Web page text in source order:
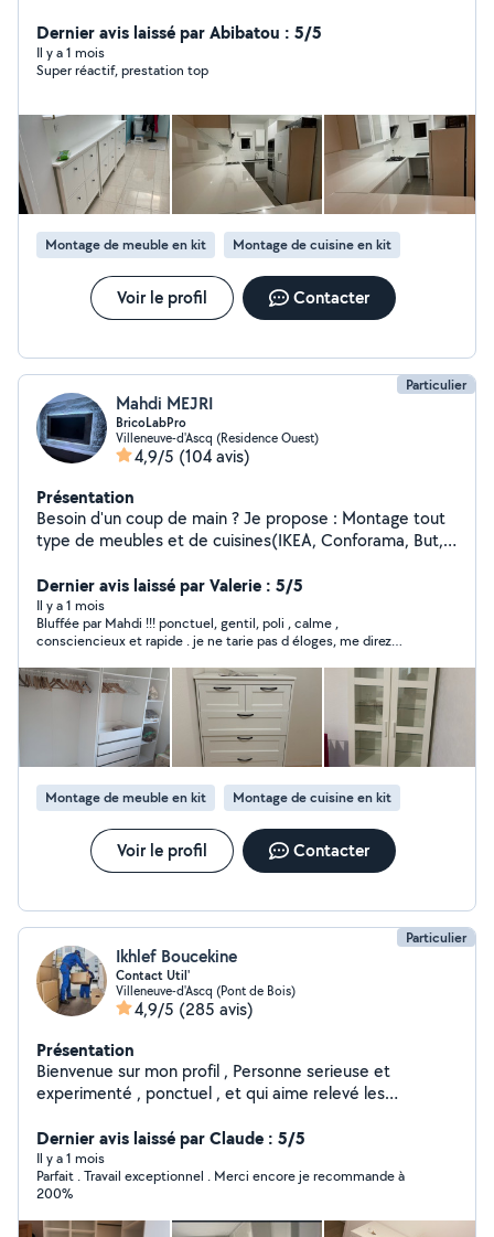
Dernier avis laissé par Abibatou : 5/5
Il y a 1 mois
Super réactif, prestation top
Montage de meuble en kit Montage de cuisine en kit
Voir le profil Contacter
Particulier
Mahdi MEJRI
BricoLabPro
Villeneuve-d'Ascq (Residence Ouest)
4,9/5 (104 avis)
Présentation
Besoin d'un coup de main ? Je propose : Montage tout
type de meubles et de cuisines(IKEA, Conforama, But,
bricolage (pose d'étagères, tringles, fixations murale
(tableau, télé, meuble, ...) sur plusieurs types de murs
(placo, béton, béton armé), réparations simples des
meubles, découpe bois (planche, plan de travail, ...)
Dépose et pose de joints silicone salle de bain
Instalation électrique (luminaires, meuble de salle de
bains, .. .) Petits travaux de peinture (retouches,
rafraîchissement d'une pièce, finitions) Installation des
machines vaisselles et des machines à laver,
raccordement des éviers (siphon et évacuation)
Livraison de vos achats et vos colis (magasins, petites
annonces, kit meuble, etc.) Sérieux et ponctuel Équipé
du matériel nécessaire Déplacements rapides dans
Villeneuve-d'Ascq et ses alentours (50 KM). Tarifs
contacter pour plus d'infos.
Dernier avis laissé par Valerie : 5/5
Il y a 1 mois
Bluffée par Mahdi !!! ponctuel, gentil, poli , calme ,
consciencieux et rapide . je ne tarie pas d éloges, me direz
Vous pouvez faire appel à ses services , les yeux fermés !!!!
Montage de meuble en kit Montage de cuisine en kit
Voir le profil Contacter
Particulier
Ikhlef Boucekine
Contact Util'
Villeneuve-d'Ascq (Pont de Bois)
4,9/5 (285 avis)
Présentation
Bienvenue sur mon profil , Personne serieuse et
experimenté , ponctuel , et qui aime relevé les
contact utile dans vos repertoire , , debarras , transport
, depanage 2 roue quad , Montage demontage de
mobilier.
Dernier avis laissé par Claude : 5/5
Il y a 1 mois
Parfait . Travail exceptionnel . Merci encore je recommande à
200%